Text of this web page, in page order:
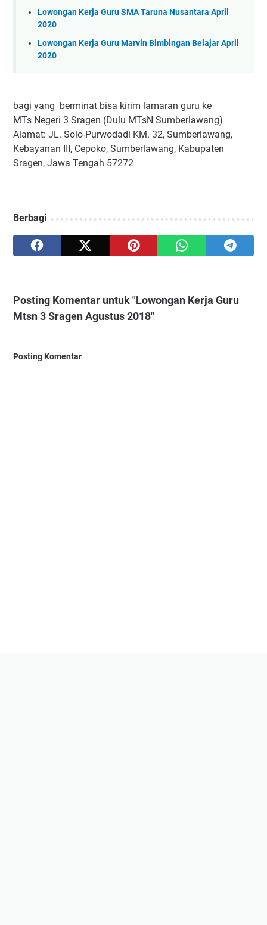
Lowongan Kerja Guru SMA Taruna Nusantara April
2020
Lowongan Kerja Guru Marvin Bimbingan Belajar April
2020
bagi yang berminat bisa kirim lamaran guru ke
MTs Negeri 3 Sragen (Dulu MTsN Sumberlawang)
Alamat: JL. Solo-Purwodadi KM. 32, Sumberlawang,
Kebayanan III, Cepoko, Sumberlawang, Kabupaten
Sragen, Jawa Tengah 57272
Berbagi
Posting Komentar untuk "Lowongan Kerja Guru
Mtsn 3 Sragen Agustus 2018"
Posting Komentar